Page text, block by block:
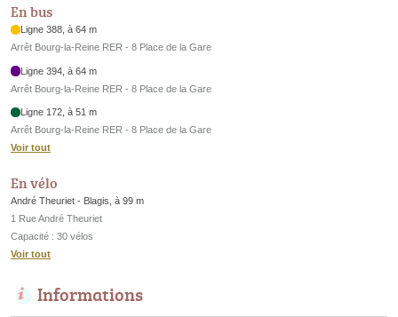
En bus
Ligne 388, à 64 m
Arrêt Bourg-la-Reine RER - 8 Place de la Gare
Ligne 394, à 64 m
Arrêt Bourg-la-Reine RER - 8 Place de la Gare
Ligne 172, à 51 m
Arrêt Bourg-la-Reine RER - 8 Place de la Gare
Voir tout
En vélo
André Theuriet - Blagis, à 99 m
1 Rue André Theuriet
Capacité : 30 vélos
Voir tout
Informations